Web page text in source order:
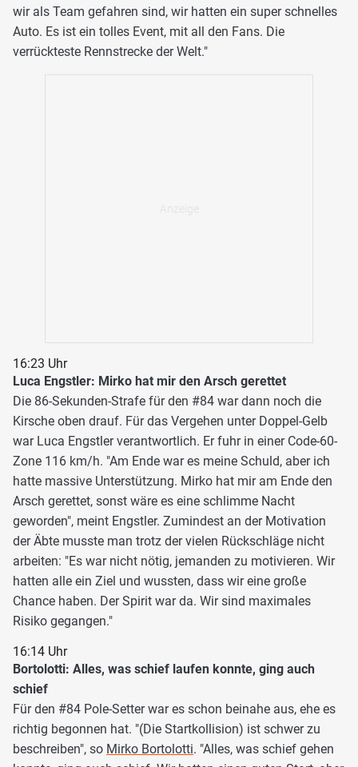
wir als Team gefahren sind, wir hatten ein super schnelles
Auto. Es ist ein tolles Event, mit all den Fans. Die
verrückteste Rennstrecke der Welt."
16:23 Uhr
Luca Engstler: Mirko hat mir den Arsch gerettet
Die 86-Sekunden-Strafe für den #84 war dann noch die
Kirsche oben drauf. Für das Vergehen unter Doppel-Gelb
war Luca Engstler verantwortlich. Er fuhr in einer Code-60-
Zone 116 km/h. "Am Ende war es meine Schuld, aber ich
hatte massive Unterstützung. Mirko hat mir am Ende den
Arsch gerettet, sonst wäre es eine schlimme Nacht
geworden", meint Engstler. Zumindest an der Motivation
der Äbte musste man trotz der vielen Rückschläge nicht
arbeiten: "Es war nicht nötig, jemanden zu motivieren. Wir
hatten alle ein Ziel und wussten, dass wir eine große
Chance haben. Der Spirit war da. Wir sind maximales
Risiko gegangen."
16:14 Uhr
Bortolotti: Alles, was schief laufen konnte, ging auch
schief
Für den #84 Pole-Setter war es schon beinahe aus, ehe es
richtig begonnen hat. "(Die Startkollision) ist schwer zu
beschreiben", so Mirko Bortolotti. "Alles, was schief gehen